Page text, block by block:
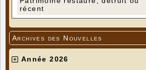
récent
Archives des Nouvelles
Année 2026